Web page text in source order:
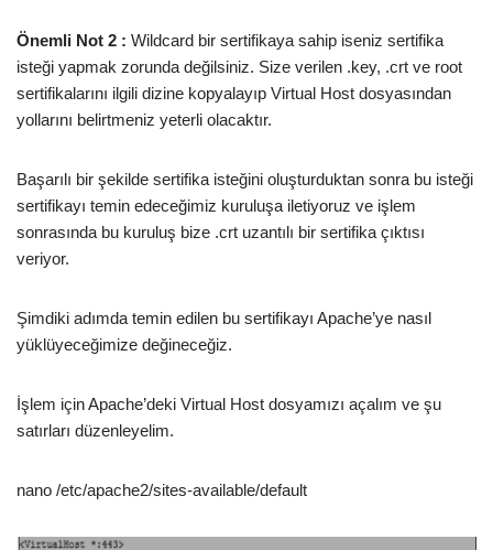
Önemli Not 2 : Wildcard bir sertifikaya sahip iseniz sertifika
isteği yapmak zorunda değilsiniz. Size verilen .key, .crt ve root
sertifikalarını ilgili dizine kopyalayıp Virtual Host dosyasından
yollarını belirtmeniz yeterli olacaktır.
Başarılı bir şekilde sertifika isteğini oluşturduktan sonra bu isteği
sertifikayı temin edeceğimiz kuruluşa iletiyoruz ve işlem
sonrasında bu kuruluş bize .crt uzantılı bir sertifika çıktısı
veriyor.
Şimdiki adımda temin edilen bu sertifikayı Apache’ye nasıl
yüklüyeceğimize değineceğiz.
İşlem için Apache’deki Virtual Host dosyamızı açalım ve şu
satırları düzenleyelim.
nano /etc/apache2/sites-available/default